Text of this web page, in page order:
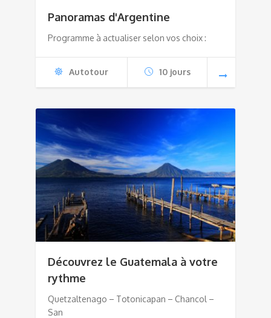
Panoramas d'Argentine
Programme à actualiser selon vos choix :
Autotour 10 jours
Découvrez le Guatemala à votre
rythme
Quetzaltenago – Totonicapan – Chancol –
San